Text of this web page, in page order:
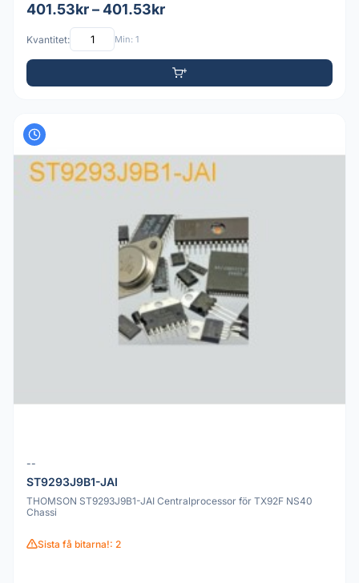
401.53kr – 401.53kr
Kvantitet: Min: 1
--
ST9293J9B1-JAI
THOMSON ST9293J9B1-JAI Centralprocessor för TX92F NS40
Chassi
Sista få bitarna!: 2